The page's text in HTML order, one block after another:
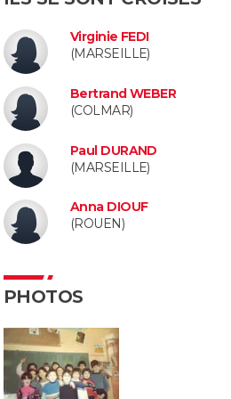
Virginie FEDI
(MARSEILLE)
Bertrand WEBER
(COLMAR)
Paul DURAND
(MARSEILLE)
Anna DIOUF
(ROUEN)
PHOTOS